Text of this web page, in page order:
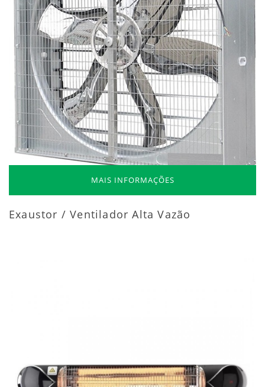
MAIS INFORMAÇÕES
Exaustor / Ventilador Alta Vazão